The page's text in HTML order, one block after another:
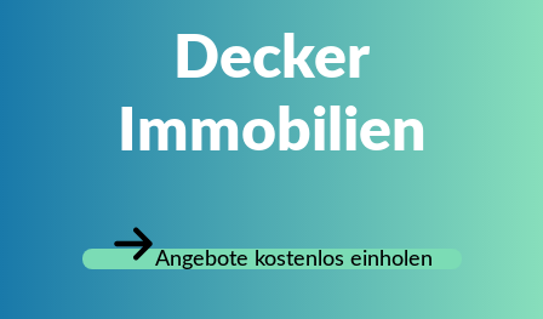
Decker
Immobilien
Angebote kostenlos einholen